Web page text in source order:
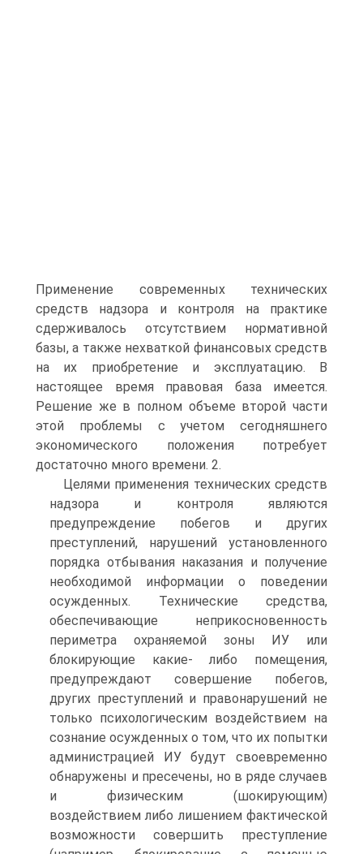
Применение современных технических
средств надзора и контроля на практике
сдерживалось отсутствием нормативной
базы, а также нехваткой финансовых средств
на их приобретение и эксплуатацию. В
настоящее время правовая база имеется.
Решение же в полном объеме второй части
этой проблемы с учетом сегодняшнего
экономического положения потребует
достаточно много времени. 2.
Целями применения технических средств
надзора и контроля являются
предупреждение побегов и других
преступлений, нарушений установленного
порядка отбывания наказания и получение
необходимой информации о поведении
осужденных. Технические средства,
обеспечивающие неприкосновенность
периметра охраняемой зоны ИУ или
блокирующие какие- либо помещения,
предупреждают совершение побегов,
других преступлений и правонарушений не
только психологическим воздействием на
сознание осужденных о том, что их попытки
администрацией ИУ будут своевременно
обнаружены и пресечены, но в ряде случаев
и физическим (шокирующим)
воздействием либо лишением фактической
возможности совершить преступление